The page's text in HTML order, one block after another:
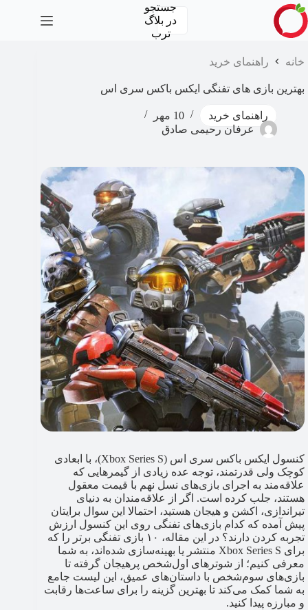
پرش
به
محتوا
جستجو
در بلاگ
ترب
خانه راهنمای خرید
بهترین بازی های تفنگی ایکس باکس سری اس
راهنمای خرید
10 مهر
عرفان رحیمی صادق
کنسول ایکس باکس سری اس (Xbox Series S)، با ابعادی
کوچک ولی قدرتمند، توجه عده زیادی از گیمرهایی که
علاقه‌مند به اجرای بازی‌های نسل نهم با قیمت معقول
هستند، جلب کرده است. اگر از علاقه‌مندان به دنیای
تیراندازی، اکشن و هیجان هستید، احتمالا این سوال برایتان
پیش آمده که کدام بازی‌های تفنگی روی این کنسول ارزش
تجربه کردن دارند؟ در این مقاله، ۱۰ بازی تفنگی برتر را که
برای Xbox Series S منتشر یا بهینه‌سازی شده‌اند، به شما
معرفی کنیم؛ از شوترهای اول‌شخص پرهیجان گرفته تا
بازی‌های سوم‌شخص با داستان‌های عمیق، این لیست جامع
به شما کمک می‌کند تا بهترین گزینه را برای ساعت‌ها رقابت
و مبارزه پیدا کنید.